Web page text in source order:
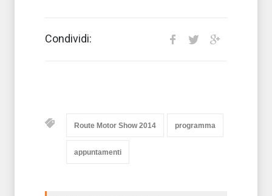
Condividi:
Route Motor Show 2014 programma
appuntamenti